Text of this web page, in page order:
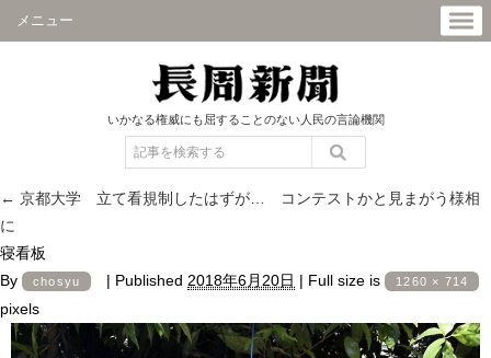
メニュー
いかなる権威にも屈することのない人民の言論機関
← 京都大学 立て看規制したはずが… コンテストかと見まがう様相
に
寝看板
By
chosyu | Published 2018年6月20日 | Full size is 1260 × 714
pixels